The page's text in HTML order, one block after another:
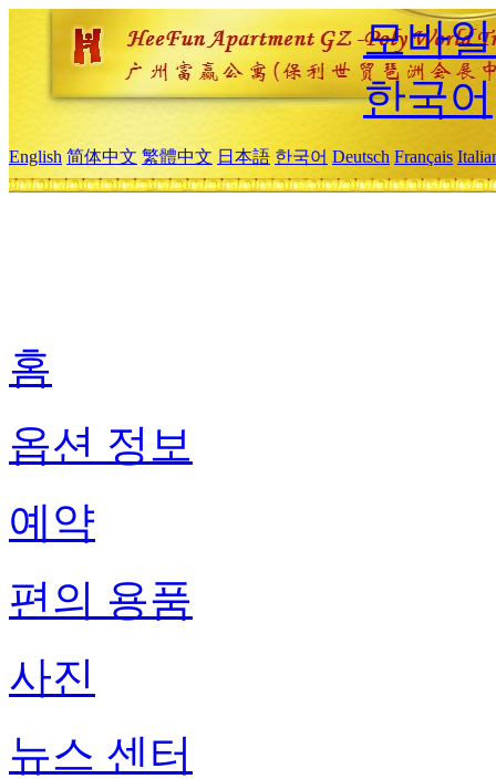
모바
한국어
English 简体中文 繁體中文 日本語 한국어 Deutsch Français
홈
옵션 정보
예약
편의 용품
사진
뉴스 센터